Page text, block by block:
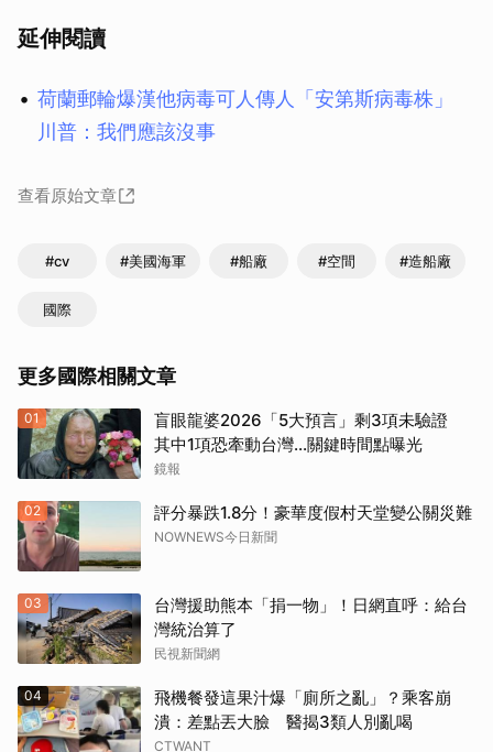
延伸閱讀
荷蘭郵輪爆漢他病毒可人傳人「安第斯病毒株」
川普：我們應該沒事
查看原始文章
#cv #美國海軍 #船廠 #空間 #造船廠
國際
更多國際相關文章
01
盲眼龍婆2026「5大預言」剩3項未驗證
其中1項恐牽動台灣...關鍵時間點曝光
鏡報
02 評分暴跌1.8分！豪華度假村天堂變公關災難
NOWNEWS今日新聞
03
台灣援助熊本「捐一物」！日網直呼：給台
灣統治算了
民視新聞網
04
飛機餐發這果汁爆「廁所之亂」？乘客崩
潰：差點丟大臉 醫揭3類人別亂喝
CTWANT